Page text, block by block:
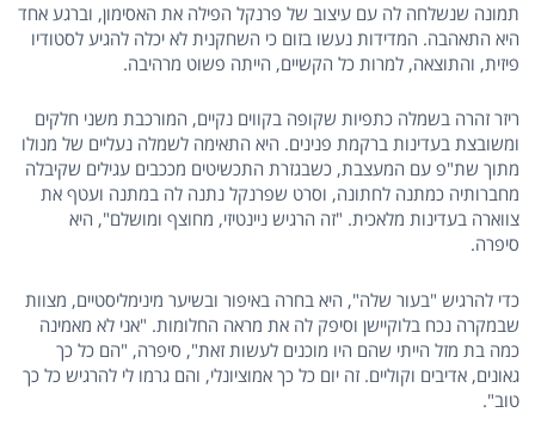
תמונה שנשלחה לה עם עיצוב של פרנקל הפילה את האסימון, וברגע אחד
היא התאהבה. המדידות נעשו בזום כי השחקנית לא יכלה להגיע לסטודיו
פיזית, והתוצאה, למרות כל הקשיים, הייתה פשוט מרהיבה.
ריזר זהרה בשמלה כתפיות שקופה בקווים נקיים, המורכבת משני חלקים
ומשובצת בעדינות ברקמת פנינים. היא התאימה לשמלה נעליים של מנולו
מתוך שת"פ עם המעצבת, כשבגזרת התכשיטים מככבים עגילים שקיבלה
מחברותיה כמתנה לחתונה, וסרט שפרנקל נתנה לה במתנה ועטף את
צווארה בעדינות מלאכית. "זה הרגיש ניינטיזי, מחוצף ומושלם", היא
סיפרה.
כדי להרגיש "בעור שלה", היא בחרה באיפור ובשיער מינימליסטיים, מצוות
שבמקרה נכח בלוקיישן וסיפק לה את מראה החלומות. "אני לא מאמינה
כמה בת מזל הייתי שהם היו מוכנים לעשות זאת", סיפרה, "הם כל כך
גאונים, אדיבים וקוליים. זה יום כל כך אמוציונלי, והם גרמו לי להרגיש כל כך
טוב".